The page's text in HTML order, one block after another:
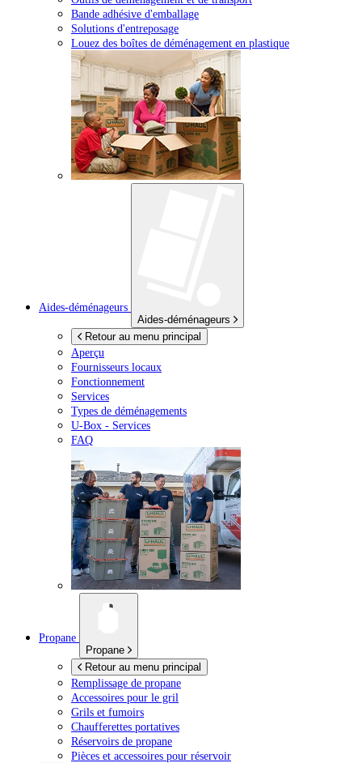
Bande adhésive d'emballage
Solutions d'entreposage
Louez des boîtes de déménagement en plastique
Aides-déménageurs
Aides-déménageurs
Retour au menu principal
Aperçu
Fournisseurs locaux
Fonctionnement
Services
Types de déménagements
U-Box - Services
FAQ
Propane
Propane
Retour au menu principal
Remplissage de propane
Accessoires pour le gril
Grils et fumoirs
Chaufferettes portatives
Réservoirs de propane
Pièces et accessoires pour réservoir